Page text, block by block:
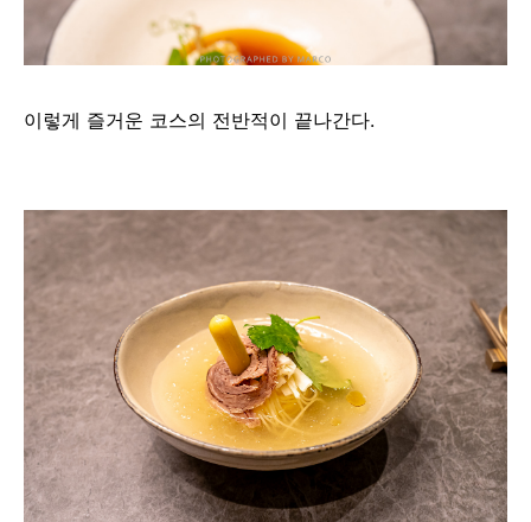
이렇게 즐거운 코스의 전반적이 끝나간다.